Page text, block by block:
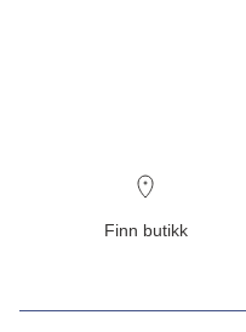
Finn butikk